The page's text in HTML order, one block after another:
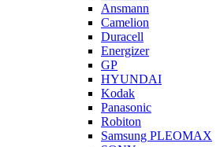
Ansmann
Camelion
Duracell
Energizer
GP
HYUNDAI
Kodak
Panasonic
Robiton
Samsung PLEOMAX